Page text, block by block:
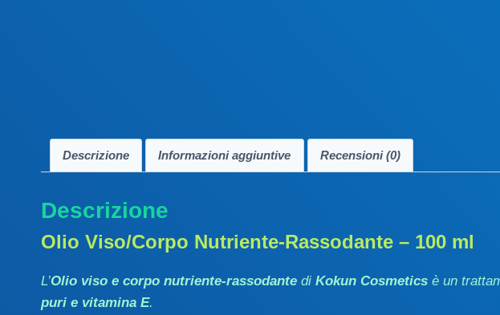
Descrizione Informazioni aggiuntive Recensioni (0)
Descrizione
Olio Viso/Corpo Nutriente-Rassodante – 100 ml
L’Olio viso e corpo nutriente-rassodante di Kokun Cosmetics è un
puri e vitamina E.